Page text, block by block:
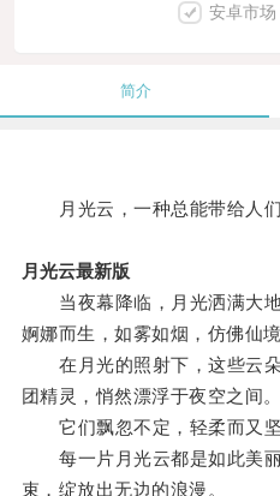
安卓市
简介
月光云，一种总能带给人们
月光云最新版
当夜幕降临，月光洒满大地
婀娜而生，如雾如烟，仿佛仙
在月光的照射下，这些云朵
团精灵，悄然漂浮于夜空之间。
它们飘忽不定，轻柔而又坚
每一片月光云都是如此美丽
束，绽放出无边的浪漫。